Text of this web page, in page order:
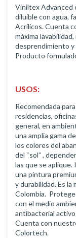
Viniltex Advanced
diluible con agua,
Acrílicos. Cuenta
máxima
desprendimiento y
Producto
USOS:
Recomendada
residencias,
general, en
una amplia gama
los colores del
del “sol” ,
las que se
una pintura
y durabilidad. Es
Colombia. Protege
con el medio
antibacterial activo
Cuenta con
Colortech.